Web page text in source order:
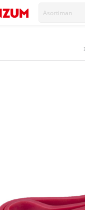
Asortiman